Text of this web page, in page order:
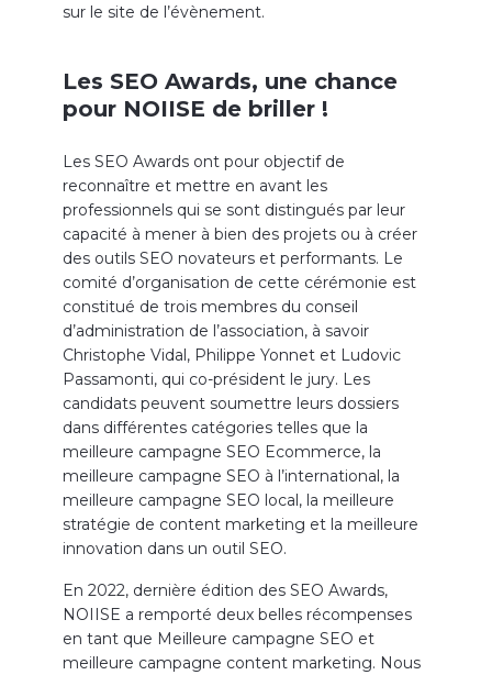
sur le site de l’évènement.
Les SEO Awards, une chance
pour NOIISE de briller !
Les SEO Awards ont pour objectif de
reconnaître et mettre en avant les
professionnels qui se sont distingués par leur
capacité à mener à bien des projets ou à créer
des outils SEO novateurs et performants. Le
comité d’organisation de cette cérémonie est
constitué de trois membres du conseil
d’administration de l’association, à savoir
Christophe Vidal, Philippe Yonnet et Ludovic
Passamonti, qui co-président le jury. Les
candidats peuvent soumettre leurs dossiers
dans différentes catégories telles que la
meilleure campagne SEO Ecommerce, la
meilleure campagne SEO à l’international, la
meilleure campagne SEO local, la meilleure
stratégie de content marketing et la meilleure
innovation dans un outil SEO.
En 2022, dernière édition des SEO Awards,
NOIISE a remporté deux belles récompenses
en tant que Meilleure campagne SEO et
meilleure campagne content marketing. Nous